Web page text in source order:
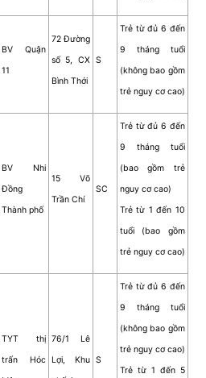
BV Quận
11
72 Đường
số 5, CX
Bình Thới
S
Trẻ từ đủ 6 đến
9 tháng tuổi
(không bao gồm
trẻ nguy cơ cao)
BV Nhi
Đồng
Thành phố
15 Võ
Trần Chí
SC
Trẻ từ đủ 6 đến
9 tháng tuổi
(bao gồm trẻ
nguy cơ cao)
Trẻ từ 1 đến 10
tuổi (bao gồm
trẻ nguy cơ cao)
TYT thị
trấn Hóc
76/1 Lê
Lợi, Khu S
Trẻ từ đủ 6 đến
9 tháng tuổi
(không bao gồm
trẻ nguy cơ cao)
Trẻ từ 1 đến 5